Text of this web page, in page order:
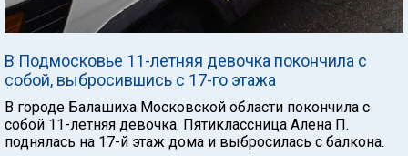
В Подмосковье 11-летняя девочка покончила с
собой, выбросившись с 17-го этажа
В городе Балашиха Московской области покончила с
собой 11-летняя девочка. Пятиклассница Алена П.
поднялась на 17-й этаж дома и выбросилась с балкона.